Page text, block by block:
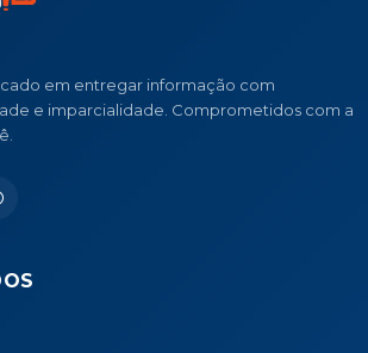
em entregar informação com
e imparcialidade. Comprometidos com a